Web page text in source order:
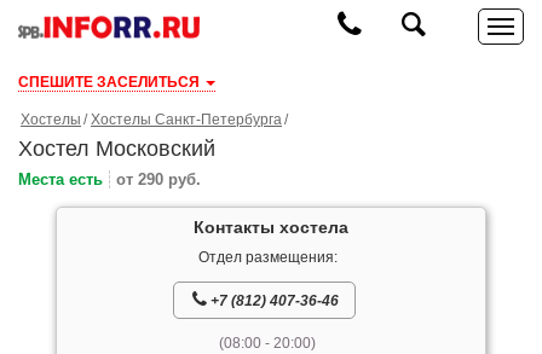
СПЕШИТЕ ЗАСЕЛИТЬСЯ
Хостелы Хостелы Санкт-Петербурга
Хостел Московский
Места есть от 290 руб.
Контакты хостела
Отдел размещения:
+7 (812) 407-36-46
(08:00 - 20:00)